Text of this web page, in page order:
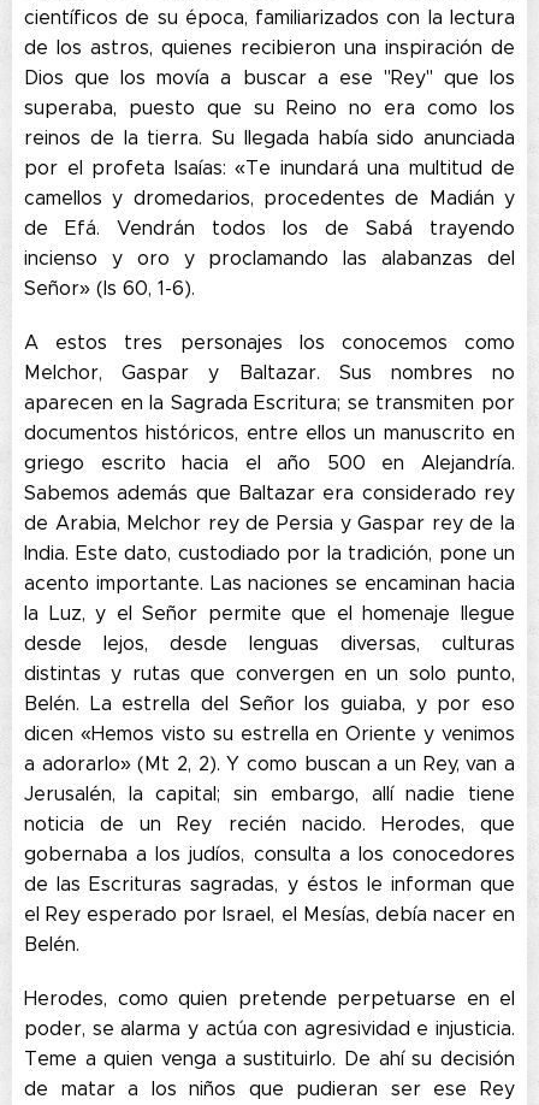
científicos de su época, familiarizados con la lectura
de los astros, quienes recibieron una inspiración de
Dios que los movía a buscar a ese "Rey" que los
superaba, puesto que su Reino no era como los
reinos de la tierra. Su llegada había sido anunciada
por el profeta Isaías: «Te inundará una multitud de
camellos y dromedarios, procedentes de Madián y
de Efá. Vendrán todos los de Sabá trayendo
incienso y oro y proclamando las alabanzas del
Señor» (Is 60, 1-6).
A estos tres personajes los conocemos como
Melchor, Gaspar y Baltazar. Sus nombres no
aparecen en la Sagrada Escritura; se transmiten por
documentos históricos, entre ellos un manuscrito en
griego escrito hacia el año 500 en Alejandría.
Sabemos además que Baltazar era considerado rey
de Arabia, Melchor rey de Persia y Gaspar rey de la
India. Este dato, custodiado por la tradición, pone un
acento importante. Las naciones se encaminan hacia
la Luz, y el Señor permite que el homenaje llegue
desde lejos, desde lenguas diversas, culturas
distintas y rutas que convergen en un solo punto,
Belén. La estrella del Señor los guiaba, y por eso
dicen «Hemos visto su estrella en Oriente y venimos
a adorarlo» (Mt 2, 2). Y como buscan a un Rey, van a
Jerusalén, la capital; sin embargo, allí nadie tiene
noticia de un Rey recién nacido. Herodes, que
gobernaba a los judíos, consulta a los conocedores
de las Escrituras sagradas, y éstos le informan que
el Rey esperado por Israel, el Mesías, debía nacer en
Belén.
Herodes, como quien pretende perpetuarse en el
poder, se alarma y actúa con agresividad e injusticia.
Teme a quien venga a sustituirlo. De ahí su decisión
de matar a los niños que pudieran ser ese Rey